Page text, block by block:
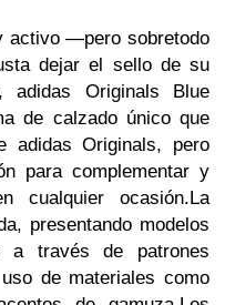
activo —pero sobretodo
dejar el sello de su
adidas Originals Blue
de calzado único que
adidas Originals, pero
para complementar y
cualquier ocasión.La
presentando modelos
a través de patrones
de materiales como